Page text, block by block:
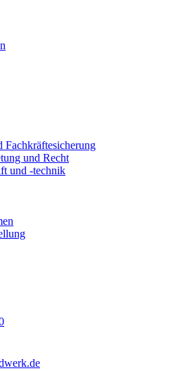
Fachkräftesicherung
und Recht
und -technik